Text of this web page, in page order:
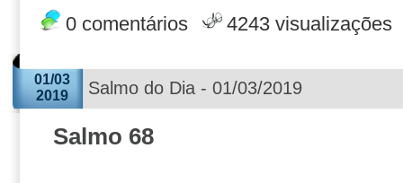
0 comentários 4243 visualizações
01/03
2019
Salmo do Dia - 01/03/2019
Salmo 68